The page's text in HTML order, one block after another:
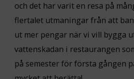
och det har varit en resa på
flertalet utmaningar från att
ut mer pengar när vi vill bygga
vattenskadan i restaurangen
på semester för första gången